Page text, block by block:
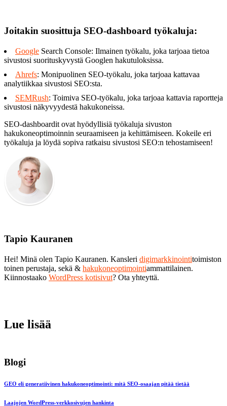
Joitakin suosittuja SEO-dashboard työkaluja:
Google Search Console: Ilmainen työkalu, joka tarjoaa tietoa
sivustosi suorituskyvystä Googlen hakutuloksissa.
Ahrefs: Monipuolinen SEO-työkalu, joka tarjoaa kattavaa
analytiikkaa sivustosi SEO:sta.
SEMRush: Toimiva SEO-työkalu, joka tarjoaa kattavia raportteja
sivustosi näkyvyydestä hakukoneissa.
SEO-dashboardit ovat hyödyllisiä työkaluja sivuston
hakukoneoptimoinnin seuraamiseen ja kehittämiseen. Kokeile eri
työkaluja ja löydä sopiva ratkaisu sivustosi SEO:n tehostamiseen!
Tapio Kauranen
Hei! Minä olen Tapio Kauranen. Kansleri digimarkkinointitoimiston
toinen perustaja, sekä & hakukoneoptimointiammattilainen.
Kiinnostaako WordPress kotisivut? Ota yhteyttä.
Lue lisää
Blogi
GEO eli generatiivinen hakukoneoptimointi: mitä SEO-osaajan pitää tietää
Laajojen WordPress-verkkosivujen hankinta